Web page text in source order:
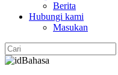
Berita
Hubungi kami
Masukan
Bahasa